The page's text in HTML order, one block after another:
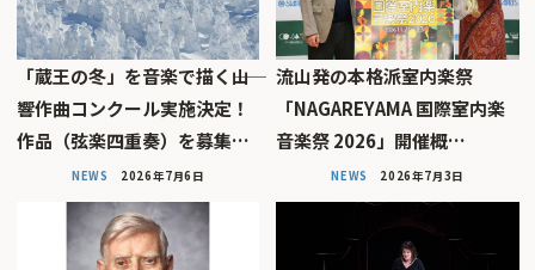
「蔵王の冬」を音楽で描く――山
響作曲コンクール実施決定！
作品（弦楽四重奏）を募集…
NEWS 2026年7月6日
流山発の本格派室内楽祭
「NAGAREYAMA 国際室内楽
音楽祭 2026」開催概…
NEWS 2026年7月3日